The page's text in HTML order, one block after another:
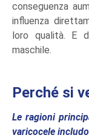
conseguenza
influenza
loro qualità. E
maschile.
Perché si
Le ragioni
varicocele